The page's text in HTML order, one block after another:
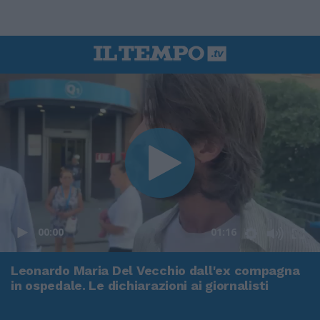
00:00 01:16
Leonardo Maria Del Vecchio dall'ex compagna
in ospedale. Le dichiarazioni ai giornalisti